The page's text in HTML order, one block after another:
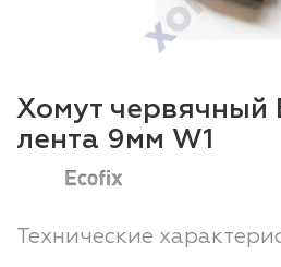
Хомут червячный
лента 9мм W1
Технические